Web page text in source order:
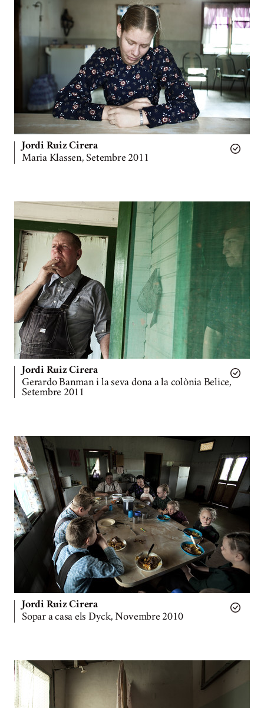
Jordi Ruiz Cirera
Maria Klassen, Setembre 2011
Jordi Ruiz Cirera
Gerardo Banman i la seva dona a la colònia Belice,
Setembre 2011
Jordi Ruiz Cirera
Sopar a casa els Dyck, Novembre 2010